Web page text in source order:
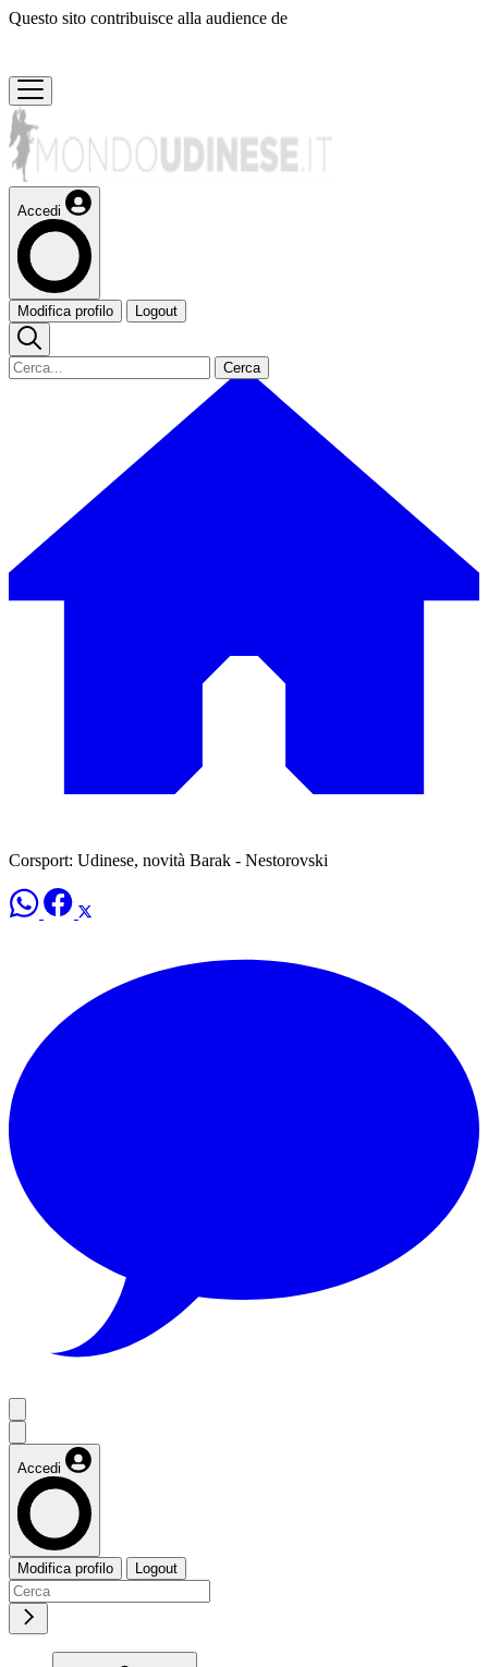
Questo sito contribuisce alla audience de
Accedi
Modifica profilo Logout
Cerca
Corsport: Udinese, novità Barak - Nestorovski
Accedi
Modifica profilo Logout